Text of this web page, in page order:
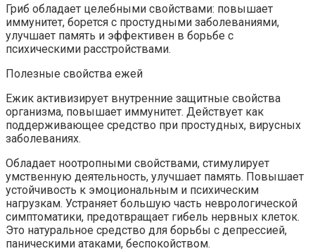
Гриб обладает целебными свойствами: повышает
иммунитет, борется с простудными заболеваниями,
улучшает память и эффективен в борьбе с
психическими расстройствами.
Полезные свойства ежей
Ежик активизирует внутренние защитные свойства
организма, повышает иммунитет. Действует как
поддерживающее средство при простудных, вирусных
заболеваниях.
Обладает ноотропными свойствами, стимулирует
умственную деятельность, улучшает память. Повышает
устойчивость к эмоциональным и психическим
нагрузкам. Устраняет большую часть неврологической
симптоматики, предотвращает гибель нервных клеток.
Это натуральное средство для борьбы с депрессией,
паническими атаками, беспокойством.